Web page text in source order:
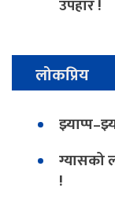
उपहार !
लोकप्रिय
ग्यासको
!